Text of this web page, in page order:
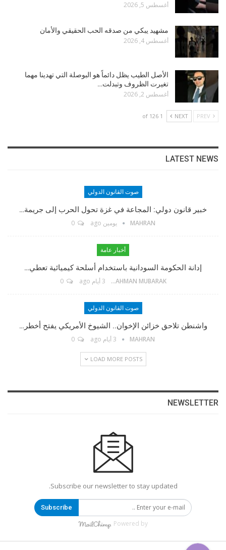
أغسطس 5, 2026
مشهيد يبكي من صدقه الحب الحقيقي والأمان
أغسطس 4, 2026
الأصل الطيب يظل دائماً هو البوصلة التي تهدينا مهما
تغيرت الظروف وتبدلت…
أغسطس 2, 2026
NEXT
1 of 126
LATEST NEWS
صوت القانون الدولي
خبير قانون دولي: المجاعة في غزة تحول الحرب إلى جريمة…
MAHRAN يومين ago 0
أخبار عامة
إدانة الحكومة السودانية باستخدام أسلحة كيميائية تعطي…
ABDELRAHMAN MUBARAK 3 أيام ago 0
صوت القانون الدولي
واشنطن تلاحق خزائن الإخوان.. الشيوخ الأمريكي يفتح أخطر…
MAHRAN 3 أيام ago
LOAD MORE POSTS
NEWSLETTER
Subscribe our newsletter to stay updated.
Subscribe
Powered by
مؤسس الموقع
Twitter
Instagram
البريد الإلكتروني
WhatsApp